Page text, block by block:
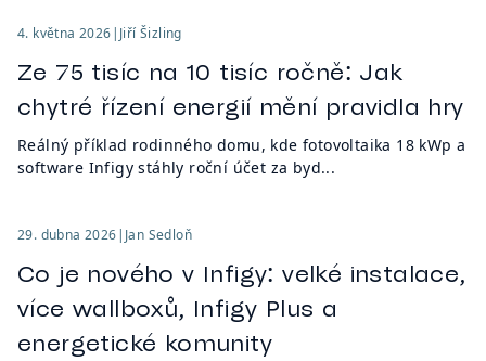
4. května 2026| Jiří Šizling
Ze 75 tisíc na 10 tisíc ročně: Jak
chytré řízení energií mění pravidla hry
Reálný příklad rodinného domu, kde fotovoltaika 18 kWp a
software Infigy stáhly roční účet za byd...
29. dubna 2026| Jan Sedloň
Co je nového v Infigy: velké instalace,
více wallboxů, Infigy Plus a
energetické komunity